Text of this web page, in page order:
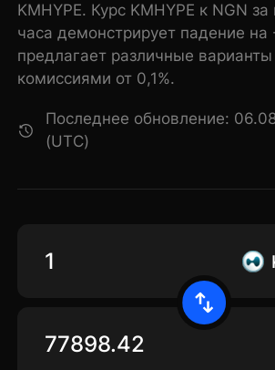
KMHYPE. Курс KMHYPE к NGN
часа демонстрирует падение на
предлагает различные варианты
комиссиями от 0,1%.
Последнее обновление:
(UTC)